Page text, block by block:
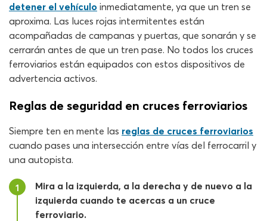
detener el vehículo inmediatamente, ya que un tren se
aproxima. Las luces rojas intermitentes están
acompañadas de campanas y puertas, que sonarán y se
cerrarán antes de que un tren pase. No todos los cruces
ferroviarios están equipados con estos dispositivos de
advertencia activos.
Reglas de seguridad en cruces ferroviarios
Siempre ten en mente las reglas de cruces ferroviarios
cuando pases una intersección entre vías del ferrocarril y
una autopista.
1
Mira a la izquierda, a la derecha y de nuevo a la
izquierda cuando te acercas a un cruce
ferroviario.